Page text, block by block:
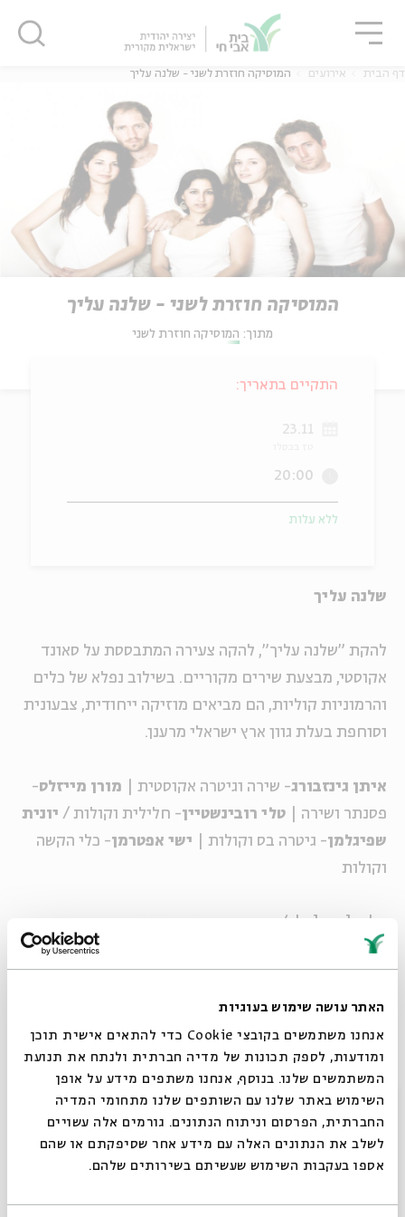
האתר עושה שימוש בעוגיות
אנחנו משתמשים בקובצי Cookie כדי להתאים אישית תוכן
ומודעות, לספק תכונות של מדיה חברתית ולנתח את תנועת
המשתמשים שלנו. בנוסף, אנחנו משתפים מידע על אופן
השימוש באתר שלנו עם השותפים שלנו מתחומי המדיה
החברתית, הפרסום וניתוח הנתונים. גורמים אלה עשויים
לשלב את הנתונים האלה עם מידע אחר שסיפקתם או שהם
אספו בעקבות השימוש שעשיתם בשירותים שלהם.
דף הבית אירועים המוסיקה חוזרת לשני - שלנה עליך
המוסיקה חוזרת לשני - שלנה עליך
מתוך: המוסיקה חוזרת לשני
שלנה עליך
להקת "שלנה עליך", להקה צעירה המתבססת על סאונד
אקוסטי, מבצעת שירים מקוריים. בשילוב נפלא של כלים
והרמוניות קוליות, הם מביאים מוזיקה ייחודית, צבעונית
וסוחפת בעלת גוון ארץ ישראלי מרענן.
איתן גינזבורג- שירה וגיטרה אקוסטית | מורן מייזלס-
פסנתר ושירה | טלי רובינשטיין- חלילית וקולות / יונית
שפיגלמן- גיטרה בס וקולות | ישי אפטרמן- כלי הקשה
וקולות
www.myspace.com/shalnaalecha
*מופע ישיבה
מוסיקה ישראלית, מוסיקה יהודית ומה שביניהן
בכל יום שני בשעה 21:00
שיתוף הוספה ליומן הרשמה לאירועים דומים
התקיים בתאריך:
23.11
20:00
ללא עלות
אירועים נוספים בסדרה
סגור
סגור